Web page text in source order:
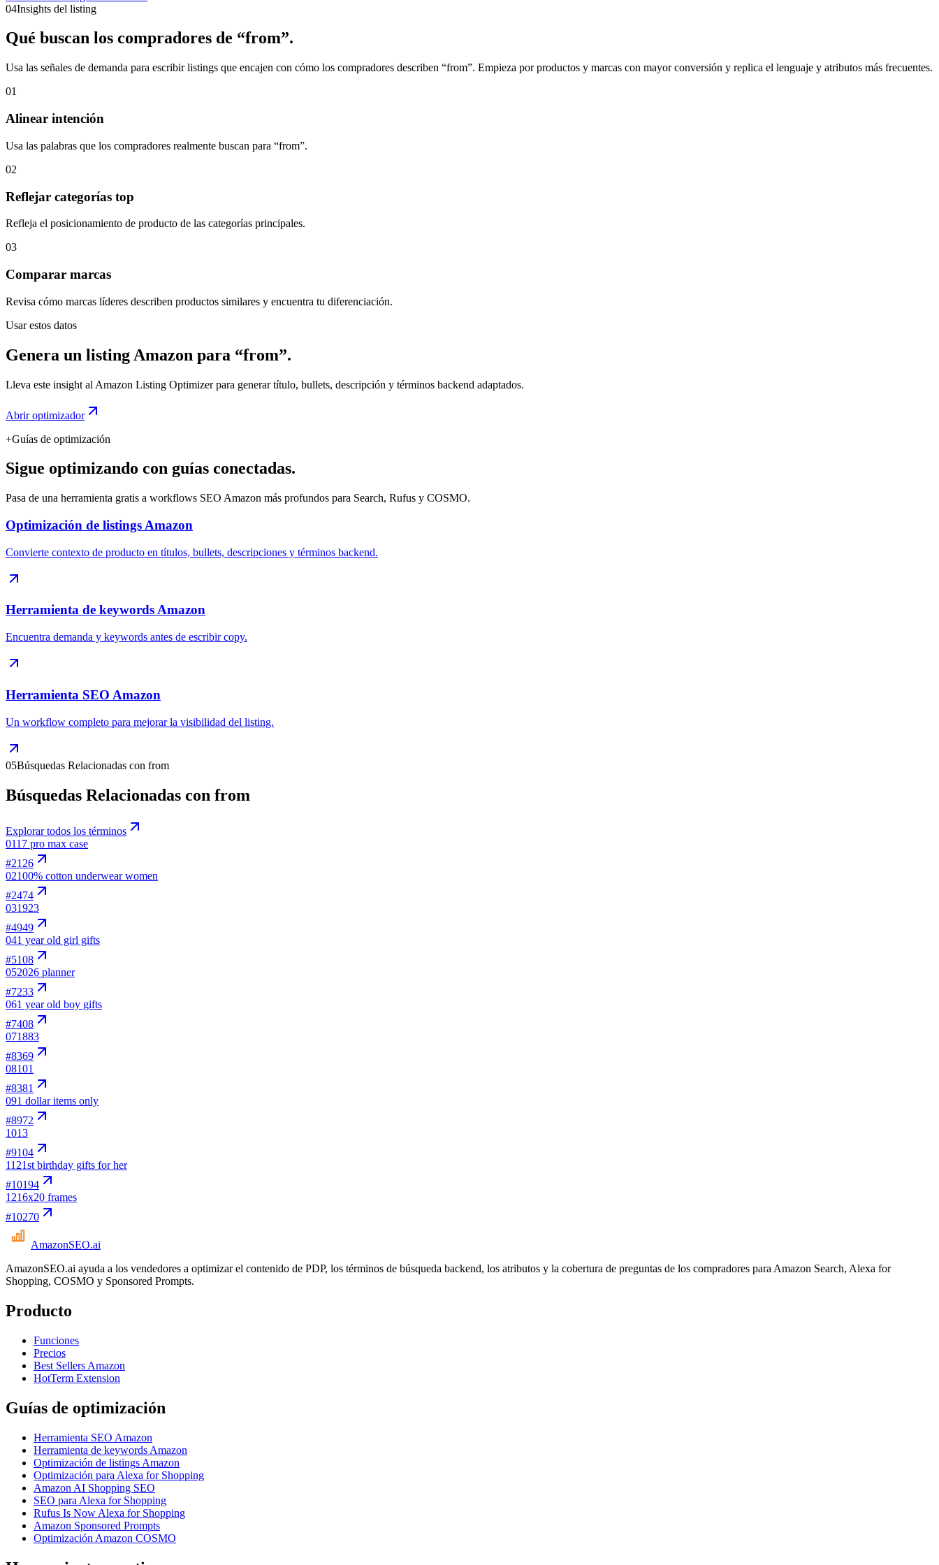
04Insights del listing
Qué buscan los compradores de “from”.
Usa las señales de demanda para escribir listings que encajen con cómo los compradores describen “from”. Empieza por productos y marcas con mayor conversión y replica el lenguaje y atributos más frecuentes.
01
Alinear intención
Usa las palabras que los compradores realmente buscan para “from”.
02
Reflejar categorías top
Refleja el posicionamiento de producto de las categorías principales.
03
Comparar marcas
Revisa cómo marcas líderes describen productos similares y encuentra tu diferenciación.
Usar estos datos
Genera un listing Amazon para “from”.
Lleva este insight al Amazon Listing Optimizer para generar título, bullets, descripción y términos backend adaptados.
Abrir optimizador
+Guías de optimización
Sigue optimizando con guías conectadas.
Pasa de una herramienta gratis a workflows SEO Amazon más profundos para Search, Rufus y COSMO.
Optimización de listings Amazon
Convierte contexto de producto en títulos, bullets, descripciones y términos backend.
Herramienta de keywords Amazon
Encuentra demanda y keywords antes de escribir copy.
Herramienta SEO Amazon
Un workflow completo para mejorar la visibilidad del listing.
05Búsquedas Relacionadas con from
Búsquedas Relacionadas con from
Explorar todos los términos
0117 pro max case
#2126
02100% cotton underwear women
#2474
031923
#4949
041 year old girl gifts
#5108
052026 planner
#7233
061 year old boy gifts
#7408
071883
#8369
08101
#8381
091 dollar items only
#8972
1013
#9104
1121st birthday gifts for her
#10194
1216x20 frames
#10270
AmazonSEO.ai
AmazonSEO.ai ayuda a los vendedores a optimizar el contenido de PDP, los términos de búsqueda backend, los atributos y la cobertura de preguntas de los compradores para Amazon Search, Alexa for
Shopping, COSMO y Sponsored Prompts.
Producto
Funciones
Precios
Best Sellers Amazon
HotTerm Extension
Guías de optimización
Herramienta SEO Amazon
Herramienta de keywords Amazon
Optimización de listings Amazon
Optimización para Alexa for Shopping
Amazon AI Shopping SEO
SEO para Alexa for Shopping
Rufus Is Now Alexa for Shopping
Amazon Sponsored Prompts
Optimización Amazon COSMO